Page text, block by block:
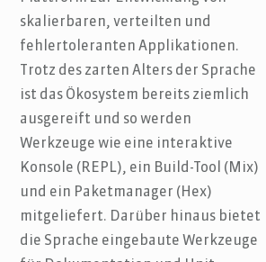
skalierbaren, verteilten und
fehlertoleranten Applikationen.
Trotz des zarten Alters der Sprache
ist das Ökosystem bereits ziemlich
ausgereift und so werden
Werkzeuge wie eine interaktive
Konsole (REPL), ein Build-Tool (Mix)
und ein Paketmanager (Hex)
mitgeliefert. Darüber hinaus bietet
die Sprache eingebaute Werkzeuge